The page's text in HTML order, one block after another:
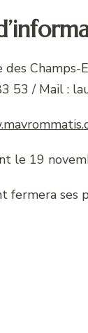
des Champs-
53 / Mail :
le 19
fermera ses